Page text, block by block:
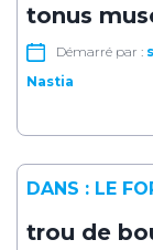
tonus
Démarré par :
Nastia
trou de
DANS : LE